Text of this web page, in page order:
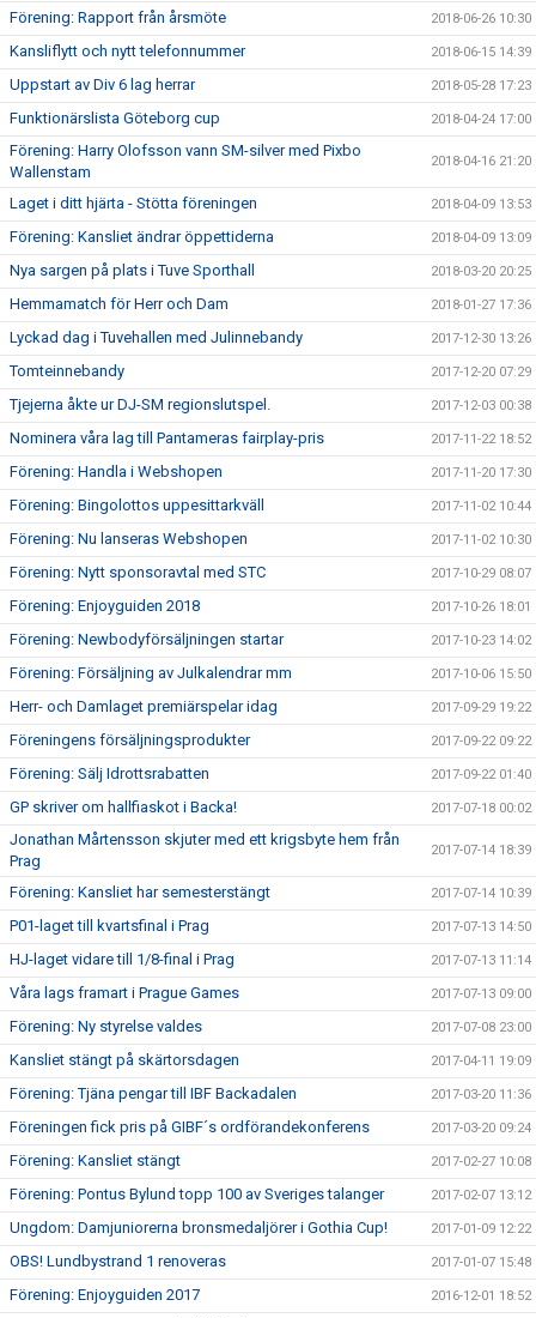
Förening: Rapport från årsmöte 2018-06-26 10:30
Kansliflytt och nytt telefonnummer 2018-06-15 14:39
Uppstart av Div 6 lag herrar 2018-05-28 17:23
Funktionärslista Göteborg cup 2018-04-24 17:00
Förening: Harry Olofsson vann SM-silver med Pixbo
Wallenstam
2018-04-16 21:20
Laget i ditt hjärta - Stötta föreningen 2018-04-09 13:53
Förening: Kansliet ändrar öppettiderna 2018-04-09 13:09
Nya sargen på plats i Tuve Sporthall 2018-03-20 20:25
Hemmamatch för Herr och Dam 2018-01-27 17:36
Lyckad dag i Tuvehallen med Julinnebandy 2017-12-30 13:26
Tomteinnebandy 2017-12-20 07:29
Tjejerna åkte ur DJ-SM regionslutspel. 2017-12-03 00:38
Nominera våra lag till Pantameras fairplay-pris 2017-11-22 18:52
Förening: Handla i Webshopen 2017-11-20 17:30
Förening: Bingolottos uppesittarkväll 2017-11-02 10:44
Förening: Nu lanseras Webshopen 2017-11-02 10:30
Förening: Nytt sponsoravtal med STC 2017-10-29 08:07
Förening: Enjoyguiden 2018 2017-10-26 18:01
Förening: Newbodyförsäljningen startar 2017-10-23 14:02
Förening: Försäljning av Julkalendrar mm 2017-10-06 15:50
Herr- och Damlaget premiärspelar idag 2017-09-29 19:22
Föreningens försäljningsprodukter 2017-09-22 09:22
Förening: Sälj Idrottsrabatten 2017-09-22 01:40
GP skriver om hallfiaskot i Backa! 2017-07-18 00:02
Jonathan Mårtensson skjuter med ett krigsbyte hem från
Prag
2017-07-14 18:39
Förening: Kansliet har semesterstängt 2017-07-14 10:39
P01-laget till kvartsfinal i Prag 2017-07-13 14:50
HJ-laget vidare till 1/8-final i Prag 2017-07-13 11:14
Våra lags framart i Prague Games 2017-07-13 09:00
Förening: Ny styrelse valdes 2017-07-08 23:00
Kansliet stängt på skärtorsdagen 2017-04-11 19:09
Förening: Tjäna pengar till IBF Backadalen 2017-03-20 11:36
Föreningen fick pris på GIBF´s ordförandekonferens 2017-03-20 09:24
Förening: Kansliet stängt 2017-02-27 10:08
Förening: Pontus Bylund topp 100 av Sveriges talanger 2017-02-07 13:12
Ungdom: Damjuniorerna bronsmedaljörer i Gothia Cup! 2017-01-09 12:22
OBS! Lundbystrand 1 renoveras 2017-01-07 15:48
Förening: Enjoyguiden 2017 2016-12-01 18:52